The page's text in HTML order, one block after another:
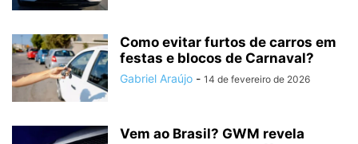
Como evitar furtos de carros em
festas e blocos de Carnaval?
Gabriel Araújo - 14 de fevereiro de 2026
Vem ao Brasil? GWM revela